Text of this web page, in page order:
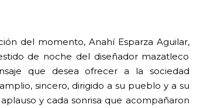
del momento, Anahí Esparza Aguilar,
de noche del diseñador mazatleco
que desea ofrecer a la sociedad
sincero, dirigido a su pueblo y a su
y cada sonrisa que acompañaron